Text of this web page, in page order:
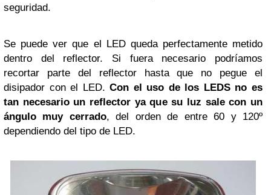
seguridad.
Se puede ver que el LED queda perfectamente metido
dentro del reflector. Si fuera necesario podríamos
recortar parte del reflector hasta que no pegue el
disipador con el LED.Con el uso de los LEDS no es
tan necesario un reflector ya que su luz sale con un
ángulo muy cerrado, del orden de entre 60 y 120º
dependiendo del tipo de LED.